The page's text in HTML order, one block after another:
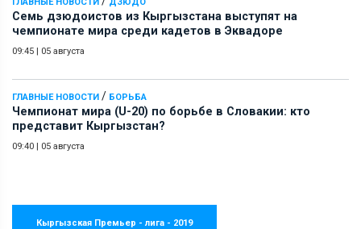
Семь дзюдоистов из Кыргызстана выступят на
чемпионате мира среди кадетов в Эквадоре
09:45 | 05 августа
ГЛАВНЫЕ НОВОСТИ / БОРЬБА
Чемпионат мира (U-20) по борьбе в Словакии: кто
представит Кыргызстан?
09:40 | 05 августа
Кыргызская Премьер - лига - 2019